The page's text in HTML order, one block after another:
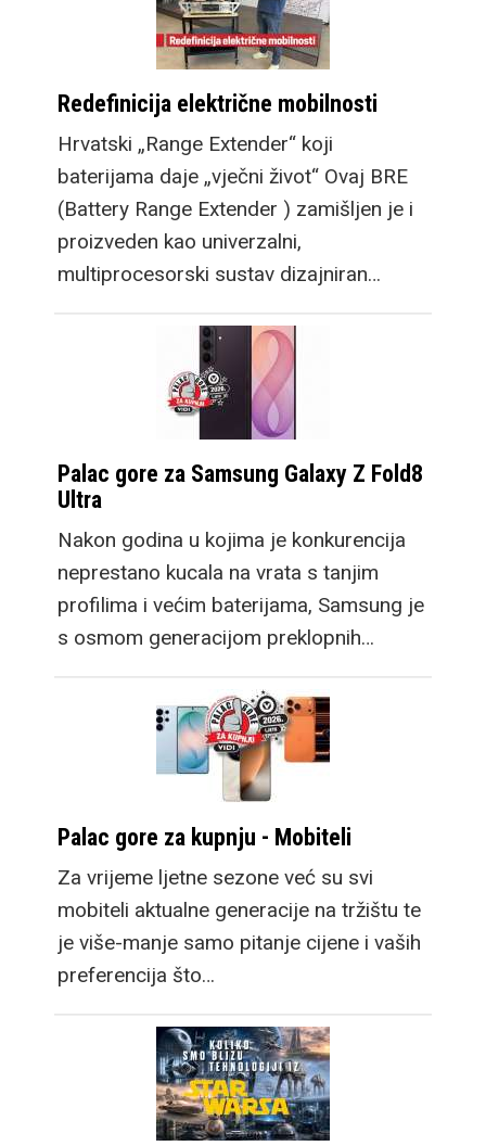
Redefinicija električne mobilnosti
Hrvatski „Range Extender“ koji
baterijama daje „vječni život“ Ovaj BRE
(Battery Range Extender ) zamišljen je i
proizveden kao univerzalni,
multiprocesorski sustav dizajniran…
Palac gore za Samsung Galaxy Z Fold8
Ultra
Nakon godina u kojima je konkurencija
neprestano kucala na vrata s tanjim
profilima i većim baterijama, Samsung je
s osmom generacijom preklopnih…
Palac gore za kupnju - Mobiteli
Za vrijeme ljetne sezone već su svi
mobiteli aktualne generacije na tržištu te
je više-manje samo pitanje cijene i vaših
preferencija što…